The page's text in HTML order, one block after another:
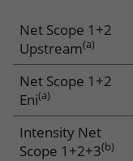
Net Scope 1+2
Upstream(a)
Net Scope 1+2
Eni(a)
Intensity Net
Scope 1+2+3(b)